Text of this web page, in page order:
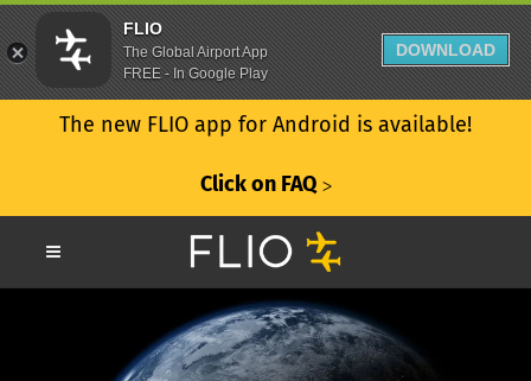
The new FLIO app for Android is available!
Click on FAQ ᐳ
FLIO
The Global Airport App
FREE - In Google Play
DOWNLOAD